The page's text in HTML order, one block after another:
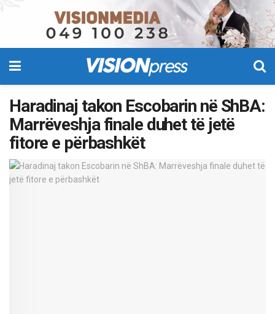
Haradinaj takon Escobarin në ShBA:
Marrëveshja finale duhet të jetë
fitore e përbashkët